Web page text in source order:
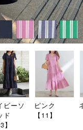
ビーソ
ド
】
ピンク
【11】